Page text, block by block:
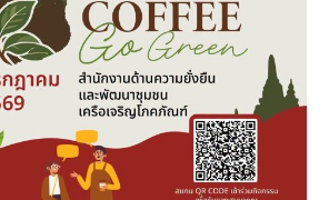
พชรเกษมน่าน ทอดผ้าป่าสามัคคี ณ มูลนิธิ
กษมน่าน (สำนักงานใหญ่ท่าวังผา) ปี 68
รสรงน้ำองค์พระบรมสารีริกธาตุ 3 แผ่นดิน ปี
วัดเจดีย์ ต.ดู่ใต้ อ.เมือง จ.น่าน
ดเทพีสงกรานต์คิมหันต์ฤดู น่านนครประจำปี
จัดงาน 14 เมษายน 68 )( LGBTQ )